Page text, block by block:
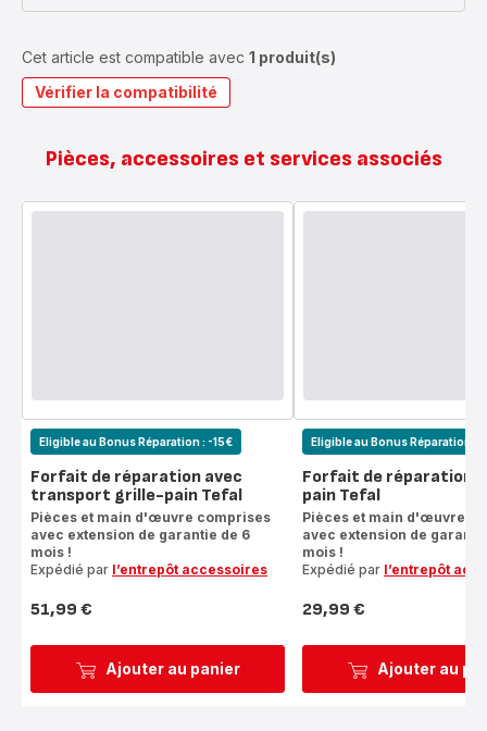
Cet article est compatible avec 1 produit(s)
Vérifier la compatibilité
Pièces, accessoires et services associés
Ajouter au panier
Eligible au Bonus Réparation : -15€
Forfait de réparation avec
transport grille-pain Tefal
Pièces et main d'œuvre comprises
avec extension de garantie de 6
mois !
Expédié par l’entrepôt accessoires
Prix
51,99 €
Ajouter au
Eligible au Bonus Réparation : -
Forfait de réparation
pain Tefal
Pièces et main d'œuvre
avec extension de
mois !
Expédié par l’entrepôt
Prix
29,99 €